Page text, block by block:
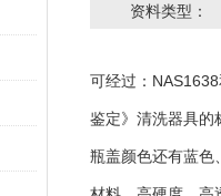
资料类型：
可经过：
鉴定》清洗器具的
瓶盖颜色还有蓝色